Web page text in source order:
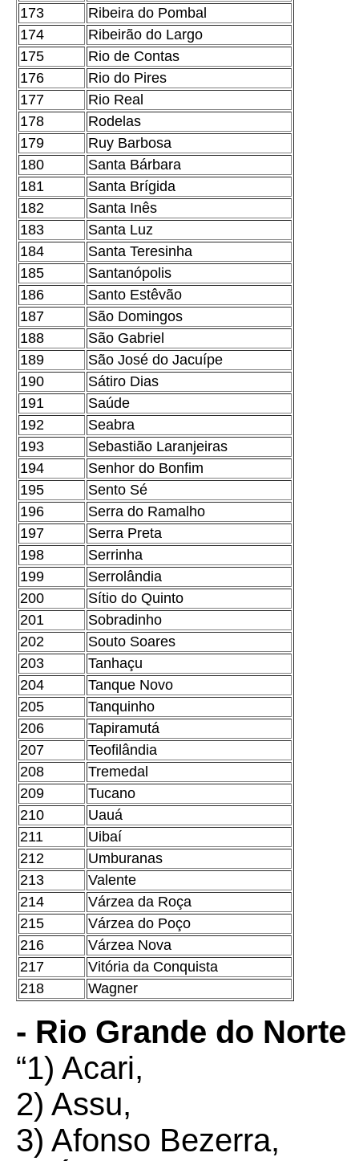
173
Ribeira do Pombal
174
Ribeirão do Largo
175
Rio de Contas
176
Rio do Pires
177
Rio Real
178
Rodelas
179
Ruy Barbosa
180
Santa Bárbara
181
Santa Brígida
182
Santa Inês
183
Santa Luz
184
Santa Teresinha
185
Santanópolis
186
Santo Estêvão
187
São Domingos
188
São Gabriel
189
São José do Jacuípe
190
Sátiro Dias
191
Saúde
192
Seabra
193
Sebastião Laranjeiras
194
Senhor do Bonfim
195
Sento Sé
196
Serra do Ramalho
197
Serra Preta
198
Serrinha
199
Serrolândia
200
Sítio do Quinto
201
Sobradinho
202
Souto Soares
203
Tanhaçu
204
Tanque Novo
205
Tanquinho
206
Tapiramutá
207
Teofilândia
208
Tremedal
209
Tucano
210
Uauá
211
Uibaí
212
Umburanas
213
Valente
214
Várzea da Roça
215
Várzea do Poço
216
Várzea Nova
217
Vitória da Conquista
218
Wagner
- Rio Grande do Norte
“1) Acari,
2) Assu,
3) Afonso Bezerra,